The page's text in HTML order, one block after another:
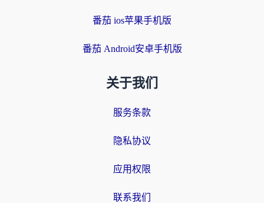
番茄 ios苹果手机版
番茄 Android安卓手机版
关于我们
服务条款
隐私协议
应用权限
联系我们